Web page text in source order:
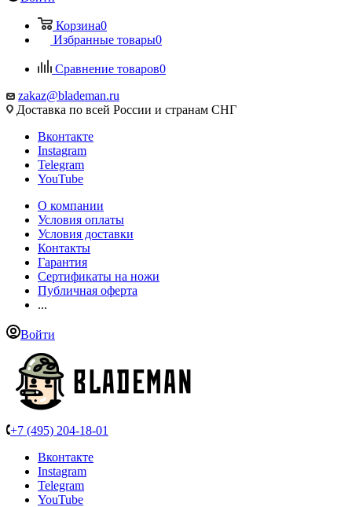
Корзина0
Избранные товары0
Сравнение товаров0
zakaz@blademan.ru
Доставка по всей России и странам СНГ
Вконтакте
Instagram
Telegram
YouTube
О компании
Условия оплаты
Условия доставки
Контакты
Гарантия
Сертификаты на ножи
Публичная оферта
...
Войти
+7 (495) 204-18-01
Вконтакте
Instagram
Telegram
YouTube